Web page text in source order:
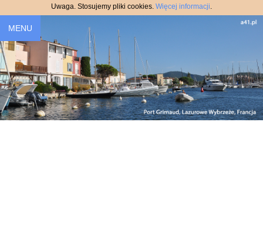
Uwaga. Stosujemy pliki cookies. Więcej informacji.
MENU